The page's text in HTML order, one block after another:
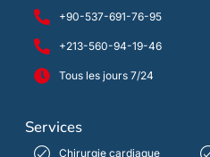
+90-537-691-76-95
+213-560-94-19-46
Tous les jours 7/24
Services
Chirurgie cardiaque